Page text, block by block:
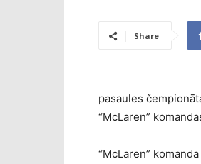
Share
pasaules
“McLaren”
“McLaren”